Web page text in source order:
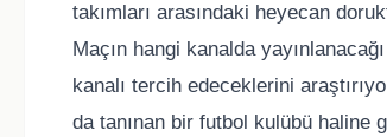
takımları arasındaki heyecan
Maçın hangi kanalda
kanalı tercih edeceklerini
da tanınan bir futbol kulübü haline